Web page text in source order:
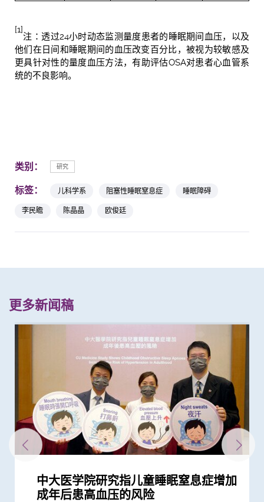
[1]
注：透过24小时动态监测量度患者的睡眠期间血压，以及
他们在日间和睡眠期间的血压改变百分比，被视为较敏感及
更具针对性的量度血压方法，有助评估OSA对患者心血管系
统的不良影响。
类别： 研究
标签： 儿科学系 阻塞性睡眠窒息症
睡眠障碍
李民瞻
陈晶晶 欧俊廷
更多新闻稿
中大医学院研究指儿童睡眠窒息症增加
成年后患高血压的风险
中大证实以鼻纸条采集鼻液样本检测新
冠肺炎安全、简易及准确度高 适用於
中大研究发现本港四成青少年睡眠不足
增患心血管病风险
本港儿童疫情期间生活习惯全线失守
疫下儿童超重和肥胖比率增近两倍 疫
中大医学院研究指幼儿成为新冠病毒
「隐形传播者」的风险不容忽视 病毒
中大发现严重睡眠窒息症未经治疗患者
手术后较易出现心血管问题 吁手术前
中大研究证实家居诊治睡眠窒息症成效
满意 可处理半数公立医院成人个案 大
中大建议所有孕妇作口服葡萄糖耐量测
试 全港两成孕妇患妊娠糖尿 研究发现
中大研究证轮状病毒疫苗对香港儿童非
常有效
中大研发新型抗病毒分子骨架 有助研
发安全高效药物应付病毒变异
中大研究发现11种与蟹过敏相关的致敏
原 有助精准过敏诊断 皇帝蟹不是真正
中大医学院领导研究揭示大湾区躁郁症
患者子女 昼夜节律紊乱和精神状况演
中大医学院建立「鱼类过敏阶梯」系统
为鱼过敏患者提供循证的个人化戒口建
中大推出全港首个大型睡眠健康社区推
广计划 「赛马会乐眠无忧计划」 以认
中大研究证实其研发的口服微囊锁活菌
微生态配方SIM03 有效纾缓儿童湿疹
中大为亚洲先驱引入「刺激舌下神经植
入术」治阻塞性睡眠窒息症
中大儿童急性淋巴细胞白血病全国性多
中心研究 证实新生物标志物助预测复
中大医学院研究发现11种与虾敏感相关
的致敏原 有助推动食物敏感精准诊断
中大响应世界睡眠日2023呼吁关注睡眠
健康 睡眠问题可增加患长新冠、情绪
中大破解全球最全面的「美国蟑螂」基
因组图谱 揭示蟑螂新型致敏原 有助开
中大卓越儿童健康研究所成功结合药物
及基因测试 实现「精准个人化治疗」
中大研究揭开蟎虫进化史 有助加强预
防、诊断和治疗常见的蟎过敏
中大医学院证实「嗜硷性粒细胞活化测
试」 能准确诊断虾敏感 表现更胜常规
中大研究发现半数受访儿童癌症康复者
曾使用替代补充疗法 或存在「药疗相
中大医学院研究发现鲩鱼为本港鱼类过
敏的主要源头 新致敏原「小清蛋白
中大研究发现田园生活有助预防儿童罹
患哮喘
中大将开展最新「细胞治疗」临床研究
首阶段引入CAR-T治疗血癌新方法
中大全球首个「快速眼动睡眠行为障
碍」家庭研究 揭柏金逊病家族遗传倾
中大设计的介入措施有效提升本地幼童
流感疫苗接种率
「香港中文大学卓越儿童健康研究所」
正式成立 结合全球跨学科力量 促进儿
中大就七种常见呼吸道病毒进行全港首
个流行病学分析 发现「呼吸道合胞病
中大再获夏约书孤儿症基金会支持新生
儿筛查服务 新增「先天性肾上腺皮质
中大公布亚洲首项针对肥胖「睡眠窒息
症」患者生活模式研究 证实个人化辅
中大领导团队全球率先破解粉尘蟎基因
组 为吸入性过敏疾病提供诊断及治疗
中大研究指出大部分在学青少年睡眠不
足
中大展开全港睡眠健康教育及改善计划
建立健康睡眠及健康校园生活
中大率先为内地地贫病童进行磁共振铁
质评估 有效减低死亡风险
中大发现本港学童便秘与家庭及环境因
素息息相关